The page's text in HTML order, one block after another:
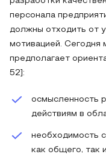
персонала
должны отходить от
мотивацией. Сегодня
предполагает
52]:
осмысленность
действиям в
необходимость
как общего, так